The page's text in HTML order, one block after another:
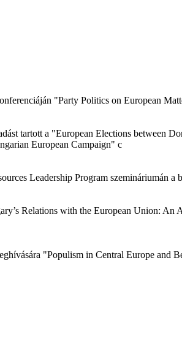
"Party Politics on European
tartott a "European Elections between
European Campaign" c
Leadership Program szemináriumán a
Relations with the European Union:
"Populism in Central Europe